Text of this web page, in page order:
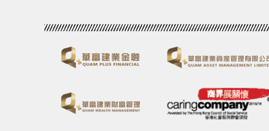
虛擬資產是非常複雜及基於新
機性，可能出現價格快速波動
式、將面臨的風險程度以及可
產品的投資。若有需要，請諮
投資產品。受Mox Invest 條款及
#美股攻略 #蘋果 #aapl #股市
濟 #美債 #牛熊 #MSFT
14:45
天下第二倉 天下第二倉（4）